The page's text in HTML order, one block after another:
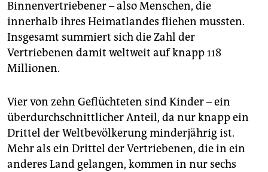
Binnenvertriebener – also Menschen, die
innerhalb ihres Heimatlandes fliehen mussten.
Insgesamt summiert sich die Zahl der
Vertriebenen damit weltweit auf knapp 118
Millionen.
Vier von zehn Geflüchteten sind Kinder – ein
überdurchschnittlicher Anteil, da nur knapp ein
Drittel der Weltbevölkerung minderjährig ist.
Mehr als ein Drittel der Vertriebenen, die in ein
anderes Land gelangen, kommen in nur sechs